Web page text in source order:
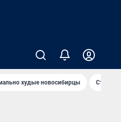
худые новосибирцы Старт